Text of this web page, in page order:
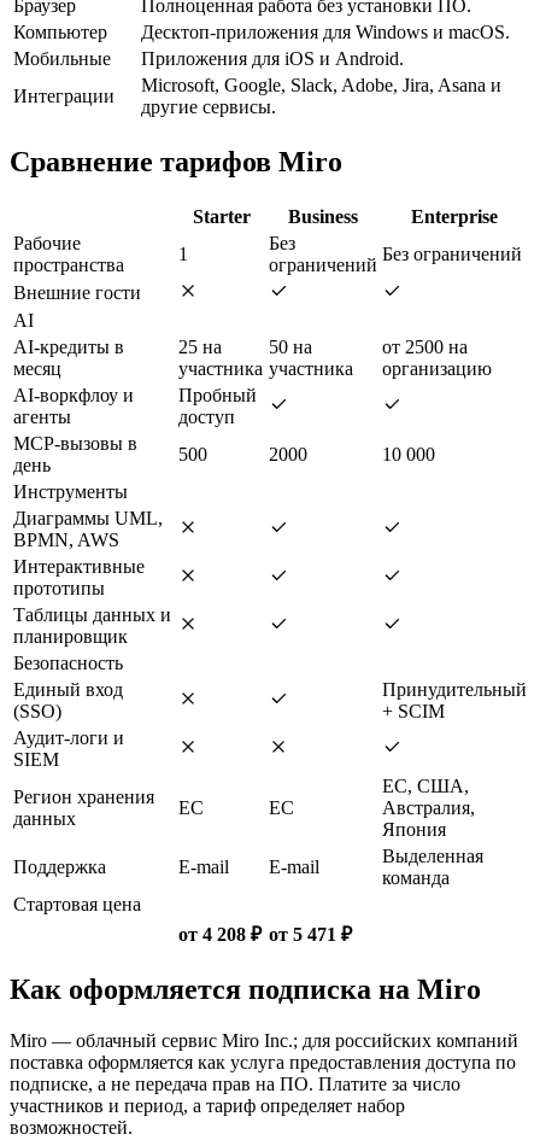
Браузер
Полноценная работа без установки ПО.
Компьютер
Десктоп-приложения для Windows и macOS.
Мобильные
Приложения для iOS и Android.
Интеграции
Microsoft, Google, Slack, Adobe, Jira, Asana и
другие сервисы.
Сравнение тарифов Miro
Starter Business
Enterprise
Рабочие
пространства
1
Без
ограничений
Без ограничений
Внешние гости
AI
AI-кредиты в
месяц
25 на
участника
50 на
участника
от 2500 на
организацию
AI-воркфлоу и
агенты
Пробный
доступ
MCP-вызовы в
день
500 2000
10 000
Инструменты
Диаграммы UML,
BPMN, AWS
Интерактивные
прототипы
Таблицы данных и
планировщик
Безопасность
Единый вход
(SSO)
Принудительный
+ SCIM
Аудит-логи и
SIEM
Регион хранения
данных
ЕС ЕС
ЕС, США,
Австралия,
Япония
Поддержка
E-mail E-mail
Выделенная
команда
Стартовая цена
от 4 208 ₽ от 5 471 ₽
Как оформляется подписка на Miro
Miro — облачный сервис Miro Inc.; для российских компаний
поставка оформляется как услуга предоставления доступа по
подписке, а не передача прав на ПО. Платите за число
участников и период, а тариф определяет набор
возможностей.